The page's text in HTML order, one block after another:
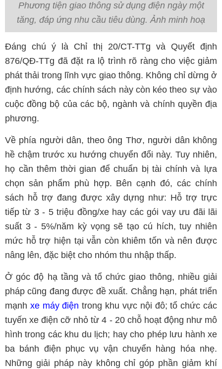
Phương tiện giao thông sử dụng điện ngày một
tăng, đáp ứng nhu cầu tiêu dùng. Ảnh minh hoạ
Đáng chú ý là Chỉ thị 20/CT-TTg và Quyết định
876/QĐ-TTg đã đặt ra lộ trình rõ ràng cho việc giảm
phát thải trong lĩnh vực giao thông. Không chỉ dừng ở
định hướng, các chính sách này còn kéo theo sự vào
cuộc đồng bộ của các bộ, ngành và chính quyền địa
phương.
Về phía người dân, theo ông Thơ, người dân không
hề chậm trước xu hướng chuyển đổi này. Tuy nhiên,
họ cần thêm thời gian để chuẩn bị tài chính và lựa
chọn sản phẩm phù hợp. Bên cạnh đó, các chính
sách hỗ trợ đang được xây dựng như: Hỗ trợ trực
tiếp từ 3 - 5 triệu đồng/xe hay các gói vay ưu đãi lãi
suất 3 - 5%/năm kỳ vọng sẽ tạo cú hích, tuy nhiên
mức hỗ trợ hiện tại vẫn còn khiêm tốn và nên được
nâng lên, đặc biệt cho nhóm thu nhập thấp.
Ở góc độ hạ tầng và tổ chức giao thông, nhiều giải
pháp cũng đang được đề xuất. Chẳng hạn, phát triển
mạnh xe máy điện trong khu vực nội đô; tổ chức các
tuyến xe điện cỡ nhỏ từ 4 - 20 chỗ hoạt động như mô
hình trong các khu du lịch; hay cho phép lưu hành xe
ba bánh điện phục vụ vận chuyển hàng hóa nhẹ.
Những giải pháp này không chỉ góp phần giảm khí